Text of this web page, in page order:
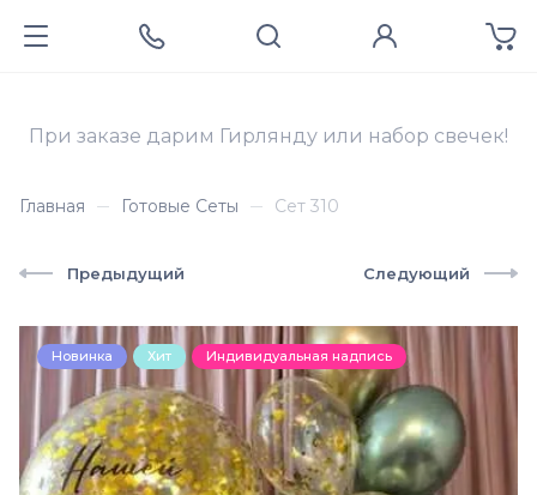
При заказе дарим Гирлянду или набор свечек!
Главная Готовые Сеты Сет 310
Предыдущий Следующий
Новинка Хит Индивидуальная надпись